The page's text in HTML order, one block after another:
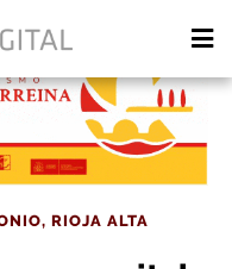
, RIOJA ALTA